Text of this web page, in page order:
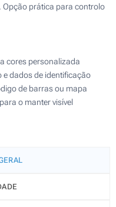
Opção prática para controlo
cores personalizada
dados de identificação
de barras ou mapa
o manter visível